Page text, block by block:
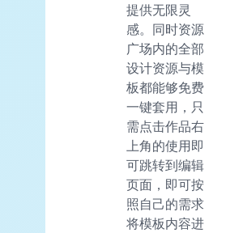
提供无限灵
感。同时资源
广场内的全部
设计资源与模
板都能够免费
一键套用，只
需点击作品右
上角的使用即
可跳转到编辑
页面，即可按
照自己的需求
将模板内容进